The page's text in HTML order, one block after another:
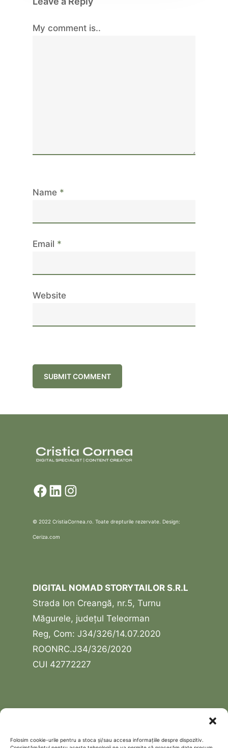
Folosim cookie-urile pentru a stoca și/sau accesa informațiile despre dispozitiv.
My comment is..
Name *
Email *
Website
Facebook
LinkedIn
© 2022 CristiaCornea.ro. Toate drepturile rezervate. Design:
Ceriza.com
DIGITAL NOMAD STORYTAILOR S.R.L
Strada Ion Creangă, nr.5, Turnu
Măgurele, județul Teleorman
Reg, Com: J34/326/14.07.2020
ROONRC.J34/326/2020
CUI 42772227
Contact